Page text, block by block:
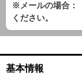
※メールの場合：
ください。
基本情報